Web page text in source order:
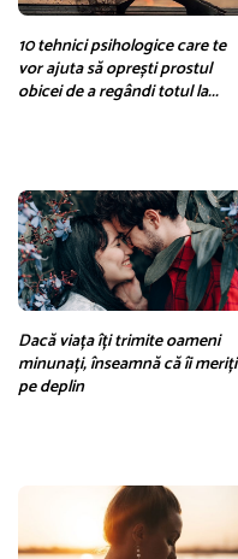
10 tehnici psihologice care te
vor ajuta să oprești prostul
obicei de a regândi totul la...
Dacă viața îți trimite oameni
minunați, înseamnă că îi meriți
pe deplin